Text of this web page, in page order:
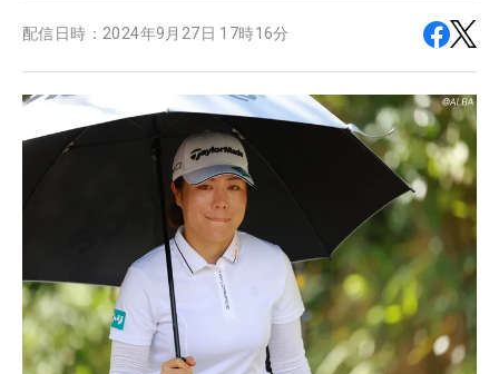
配信日時： 2024年9月27日 17時16分